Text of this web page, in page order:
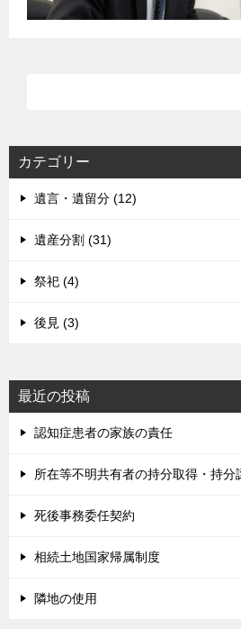
カテゴリー
遺言・遺留分 (12)
遺産分割 (31)
祭祀 (4)
後見 (3)
最近の投稿
認知症患者の家族の責任
所在等不明共有者の持分取得・持分
死後事務委任契約
相続土地国家帰属制度
隣地の使用